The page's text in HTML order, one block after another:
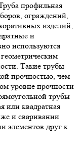
профильная
ограждений,
изделий,
и
используются
Такие трубы
прочностью, чем
уровне прочности
трубы
или квадратная
и сваривании
элементов друг к